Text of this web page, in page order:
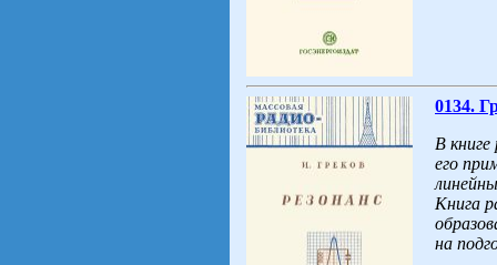
0134.
В книге
его
Книга
на